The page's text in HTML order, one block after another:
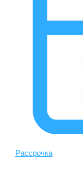
Рассрочка